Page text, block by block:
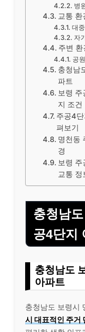
병
교통 환
대
자
주변 환
공
충청남
파트
보령 주
지 조건
주공4
펴보기
명천동
경
보령 주
교통 정
충청남
공4단지
충청남도
아파트
충청남도 보령시
시 대표적인 주거